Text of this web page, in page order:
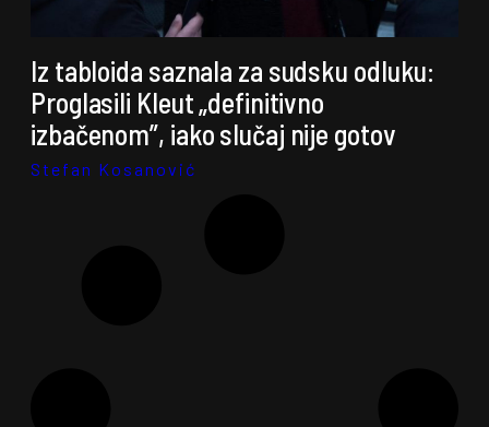
Iz tabloida saznala za sudsku odluku:
Proglasili Kleut „definitivno
izbačenom”, iako slučaj nije gotov
Stefan Kosanović